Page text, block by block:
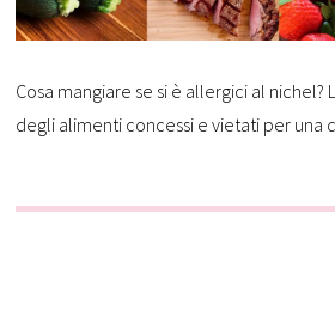
Cosa mangiare se si è allergici al nichel?
degli alimenti concessi e vietati per una